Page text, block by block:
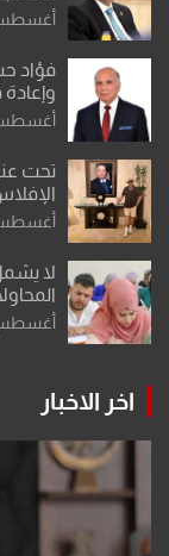
أغسطس 6,
فؤاد
أغسطس 6,
تحت
أغسطس 6,
لا
أو
أغسطس 6,
اخر الاخبار